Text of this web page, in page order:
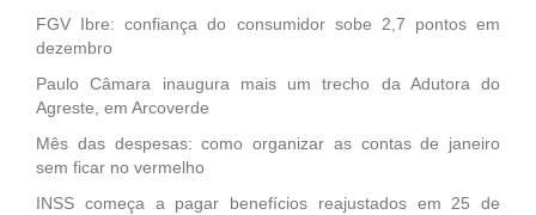
FGV Ibre: confiança do consumidor sobe 2,7 pontos em
dezembro
Paulo Câmara inaugura mais um trecho da Adutora do
Agreste, em Arcoverde
Mês das despesas: como organizar as contas de janeiro
sem ficar no vermelho
INSS começa a pagar benefícios reajustados em 25 de